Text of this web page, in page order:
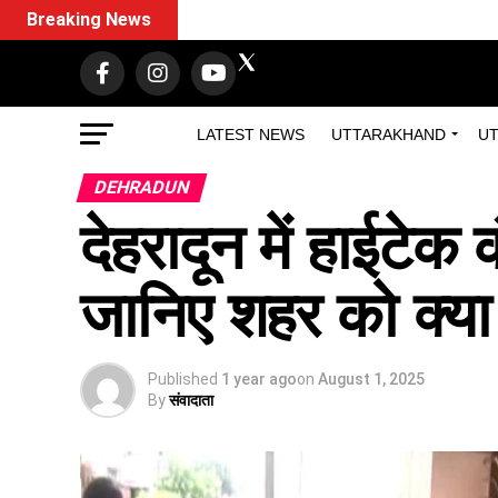
LATEST NEWS UTTARAKHAND
Breaking News
DEHRADUN
देहरादून में
जानिए शहर को
Published 1 year agoon August 1, 2025
Byसंवादाता